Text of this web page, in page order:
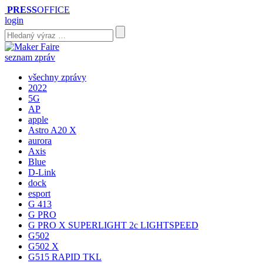
PRESSOFFICE
login
seznam zpráv
všechny zprávy
2022
5G
AP
apple
Astro A20 X
aurora
Axis
Blue
D-Link
dock
esport
G 413
G PRO
G PRO X SUPERLIGHT 2c LIGHTSPEED
G502
G502 X
G515 RAPID TKL